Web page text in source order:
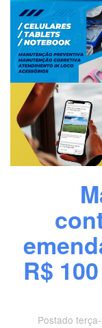
R$
Postado